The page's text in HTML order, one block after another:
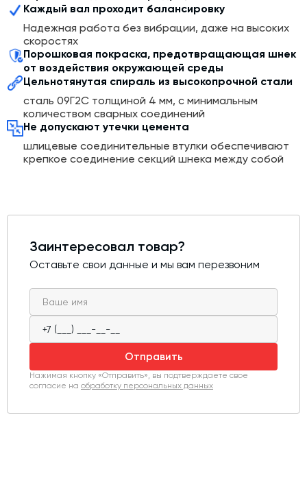
Каждый вал проходит балансировку
Надежная работа без вибрации, даже на высоких
скоростях
Порошковая покраска, предотвращающая шнек
от воздействия окружающей среды
Цельнотянутая спираль из высокопрочной стали
сталь 09Г2С толщиной 4 мм, с минимальным
количеством сварных соединений
Не допускают утечки цемента
шлицевые соединительные втулки обеспечивают
крепкое соединение секций шнека между собой
Заинтересовал товар?
Оставьте свои данные и мы вам перезвоним
Отправить
Нажимая кнопку «Отправить», вы подтверждаете свое
согласие на обработку персональных данных